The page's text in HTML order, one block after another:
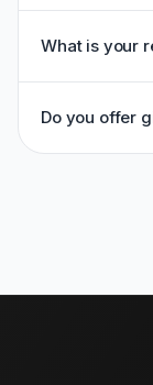
What is your
Do you offer